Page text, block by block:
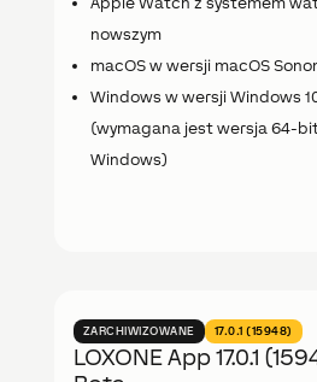
nowszym
macOS w wersji macOS
Windows w wersji Windows
(wymagana jest wersja 64-
Windows)
ZARCHIWIZOWANE 17.0.1 (15948)
LOXONE App 17.0.1